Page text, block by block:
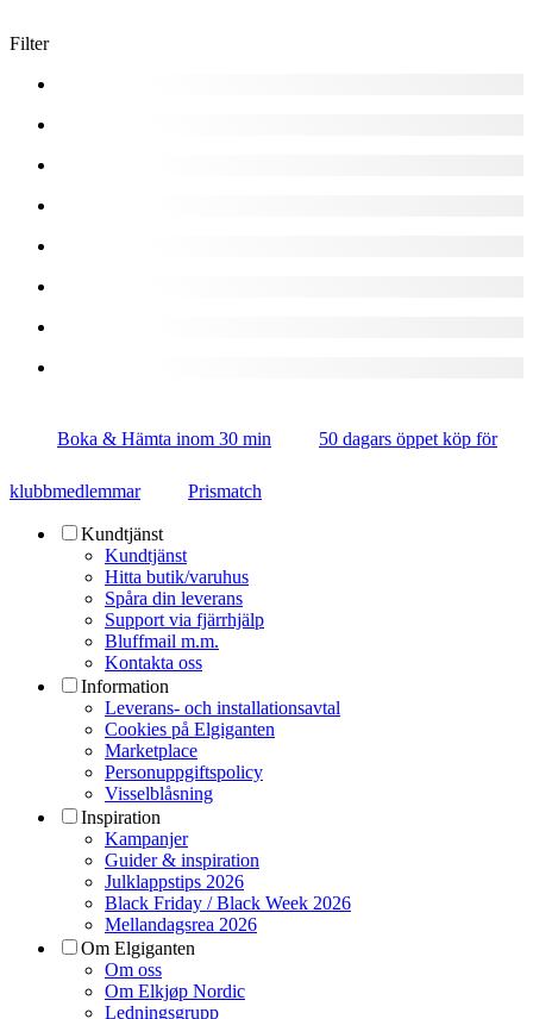
Filter
Boka & Hämta inom 30 min 50 dagars öppet köp för
klubbmedlemmar Prismatch
Kundtjänst
Kundtjänst
Hitta butik/varuhus
Spåra din leverans
Support via fjärrhjälp
Bluffmail m.m.
Kontakta oss
Information
Leverans- och installationsavtal
Cookies på Elgiganten
Marketplace
Personuppgiftspolicy
Visselblåsning
Inspiration
Kampanjer
Guider & inspiration
Julklappstips 2026
Black Friday / Black Week 2026
Mellandagsrea 2026
Om Elgiganten
Om oss
Om Elkjøp Nordic
Ledningsgrupp